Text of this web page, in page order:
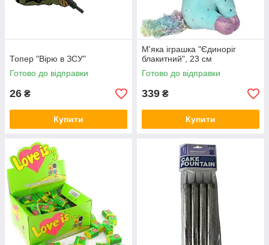
Топер "Вірю в ЗСУ"
Готово до відправки
26 ₴
Купити
М'яка іграшка "Єдиноріг
блакитний", 23 см
Готово до відправки
339 ₴
Купити